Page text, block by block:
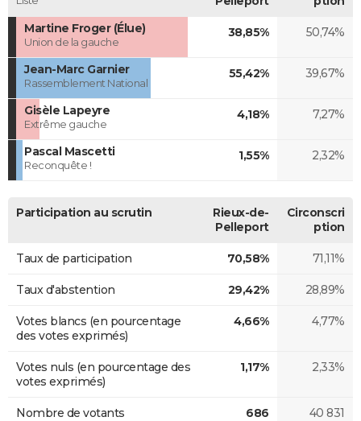
Martine Froger (Élue)
Union de la gauche
38,85% 50,74%
Jean-Marc Garnier
Rassemblement National
55,42% 39,67%
Gisèle Lapeyre
Extrême gauche
4,18% 7,27%
Pascal Mascetti
Reconquête !
1,55% 2,32%
Participation au scrutin
Rieux-de-
Pelleport
Circonscri
ption
Taux de participation 70,58% 71,11%
Taux d'abstention 29,42% 28,89%
Votes blancs (en pourcentage
des votes exprimés)
4,66% 4,77%
Votes nuls (en pourcentage des
votes exprimés)
1,17% 2,33%
Nombre de votants 686 40 831